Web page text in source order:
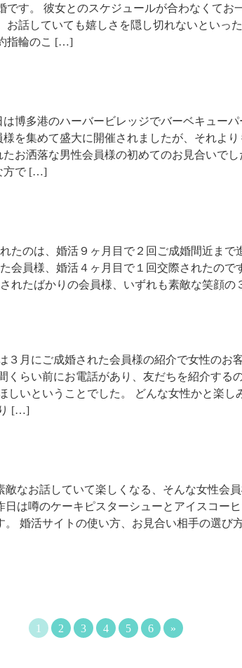
です。 彼女とのスケジュールが合わなくてお
お話していても嬉しさを隠し切れないといっ
指輪のこ […]
は博多港のハーバービレッジでバーベキュー
様を集めて盛大に開催されましたが、それよ
たお洒落な男性会員様の初めてのお見合いで
方で […]
たのは、婚活９ヶ月目で２回ご成婚間近まで
会員様、婚活４ヶ月目で１回交際されたので
れたばかりの会員様、いずれも素敵な笑顔
３月にご成婚された会員様の紹介で女性のお
くらい前にお電話があり、友だちを紹介する
しいということでした。 どんな女性かと楽し
[…]
敵なお話していて楽しくなる、そんな女性会
日は噂のケーキピスターシューとアイスコー
。 婚活サイトの使い方、お見合い相手の選び
1 2 3 4 5 6 »